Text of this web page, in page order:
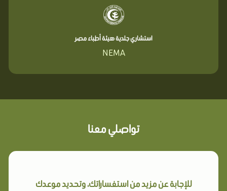
استشاري جلدية هيئة أطباء مصر
NEMA
تواصلي معنا
للإجابة عن مزيد من استفساراتك، وتحديد موعدك